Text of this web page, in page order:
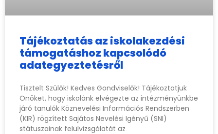
Tájékoztatás az iskolakezdési
támogatáshoz kapcsolódó
adategyeztetésről
Tisztelt Szülők! Kedves Gondviselők! Tájékoztatjuk
Önöket, hogy iskolánk elvégezte az intézményünkbe
járó tanulók Köznevelési Információs Rendszerben
(KIR) rögzített Sajátos Nevelési Igényű (SNI)
státuszainak felülvizsgálatát az